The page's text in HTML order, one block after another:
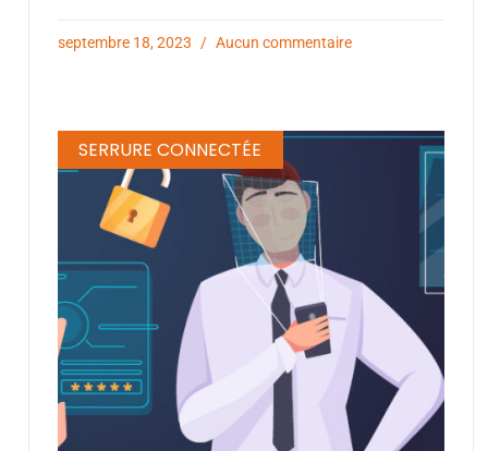
septembre 18, 2023 Aucun commentaire
SERRURE CONNECTÉE